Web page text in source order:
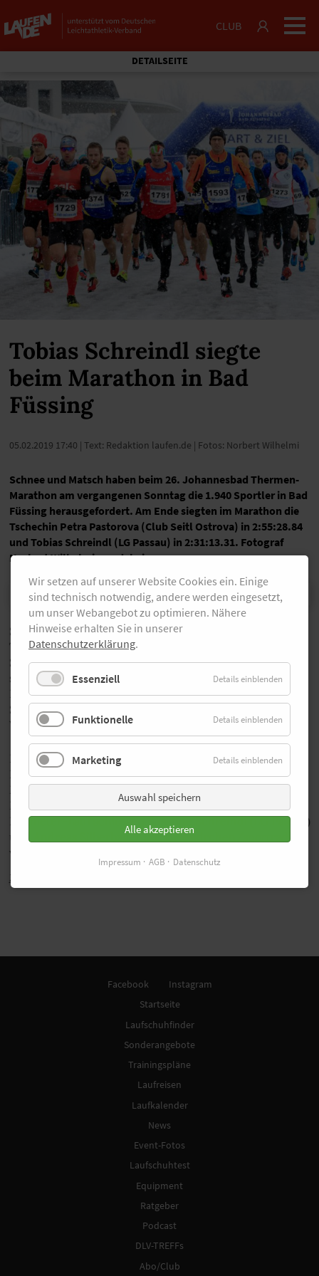
CLUB
DETAILSEITE
Tobias Schreindl siegte
beim Marathon in Bad
Füssing
05.02.2019 17:40 | Text: Redaktion laufen.de | Fotos: Norbert Wilhelmi
Schnee und Matsch haben beim 26. Johannesbad Thermen-
Marathon am vergangenen Sonntag die 1.940 Sportler in Bad
Füssing herausgefordert. Am Ende siegten im Marathon die
Tschechin Petra Pastorova (Club Seitl Ostrova) in 2:55:28.84
und Tobias Schreindl (LG Passau) in 2:31:13.31. Fotograf
Norbert Wilhelmi war dabei.
Schnee und Matsch haben beim 26. Johannesbad
Thermen-Marathon am vergangenen Sonntag die 1.940
Sportler in Bad Füssing herausgefordert. Am Ende
siegten im Marathon die tschechische Meisterin Petra
Pastorova (Club Seitl Ostrova) in 2:55:28.84 und Tobias
Schreindl (LG Passau) in 2:31:13.31. Fotograf Norbert
Wilhelmi war dabei.
Im Halbmarathon kamen Elvira Flurschütz (SC
Kemmern), die Siegerin aus 2017, und der finnische
Marathon-Meister Aki Nummela (Helsinki Half
Marathon) als erste über die Ziellinie. Den 10-
Kilometer-Lauf schlossen Susanne Schreindl (LG Passau)
und Andreas Silberbauer (RC Grieskirchen/sportradl.at)
vor allen anderen ab.
Zurück
Facebook
Instagram
Startseite
Laufschuhfinder
Sonderangebote
Trainingspläne
Laufreisen
Laufkalender
News
Event-Fotos
Laufschuhtest
Equipment
Ratgeber
Podcast
DLV-TREFFs
Abo/Club
Wir setzen auf unserer Website Cookies ein. Einige
sind technisch notwendig, andere werden eingesetzt,
um unser Webangebot zu optimieren. Nähere
Hinweise erhalten Sie in unserer
Datenschutzerklärung.
Essenziell Details einblenden
Funktionelle Details einblenden
Marketing Details einblenden
Auswahl speichern
Alle akzeptieren
Impressum AGB Datenschutz